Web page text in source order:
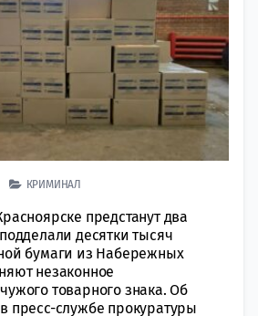
КРИМИНАЛ
предстанут два
десятки тысяч
бумаги из Набережных
незаконное
товарного знака. Об
пресс-службе прокуратуры